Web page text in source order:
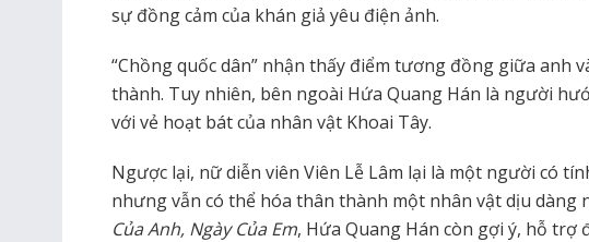
sự đồng cảm của khán giả yêu điện ảnh.
“Chồng quốc dân” nhận thấy điểm tương đồng giữa anh
thành. Tuy nhiên, bên ngoài Hứa Quang Hán là người
với vẻ hoạt bát của nhân vật Khoai Tây.
Ngược lại, nữ diễn viên Viên Lễ Lâm lại là một người có
nhưng vẫn có thể hóa thân thành một nhân vật dịu dàng
Của Anh, Ngày Của Em, Hứa Quang Hán còn gợi ý, hỗ trợ